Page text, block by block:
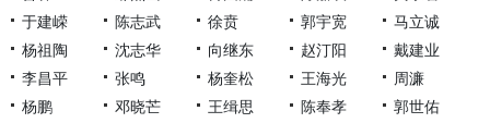
于建嵘
陈志武 徐贲 郭宇宽
马立诚
杨祖陶
沈志华 向继东 赵汀阳
戴建业
李昌平
张鸣 杨奎松 王海光
周濂
杨鹏
邓晓芒 王缉思 陈奉孝
郭世佑